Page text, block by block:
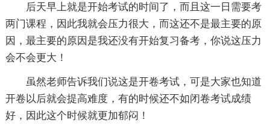
后天早上就是开始考试的时间了，而且这一日需要考
两门课程，因此我就会压力很大，而这还不是最主要的原
因，最主要的原因是我还没有开始复习备考，你说这压力
会不会更大！
虽然老师告诉我们说这是开卷考试，可是大家也知道
开卷以后就会提高难度，有的时候还不如闭卷考试成绩
好，因此这个时候就更加郁闷！